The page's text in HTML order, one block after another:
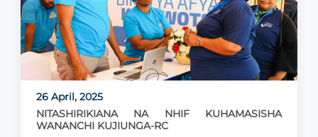
26 April, 2025
NITASHIRIKIANA NA NHIF KUHAMASISHA
WANANCHI KUJIUNGA-RC